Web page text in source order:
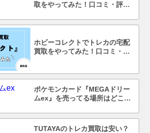
取をやってみた！口コミ・評判
ホビーコレクトでトレカの宅配
買取をやってみた！口コミ・評
ポケモンカード『MEGAドリー
ムex』を売ってる場所はどこ？
TUTAYAのトレカ買取は安い？